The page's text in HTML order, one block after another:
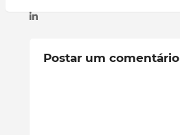
Postar um comentário